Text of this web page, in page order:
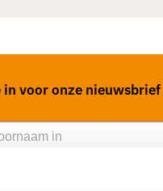
in voor onze nieuwsbrief